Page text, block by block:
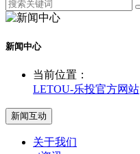
新闻中心
当前位置：
LETOU-乐投官方网站
新闻互动
关于我们